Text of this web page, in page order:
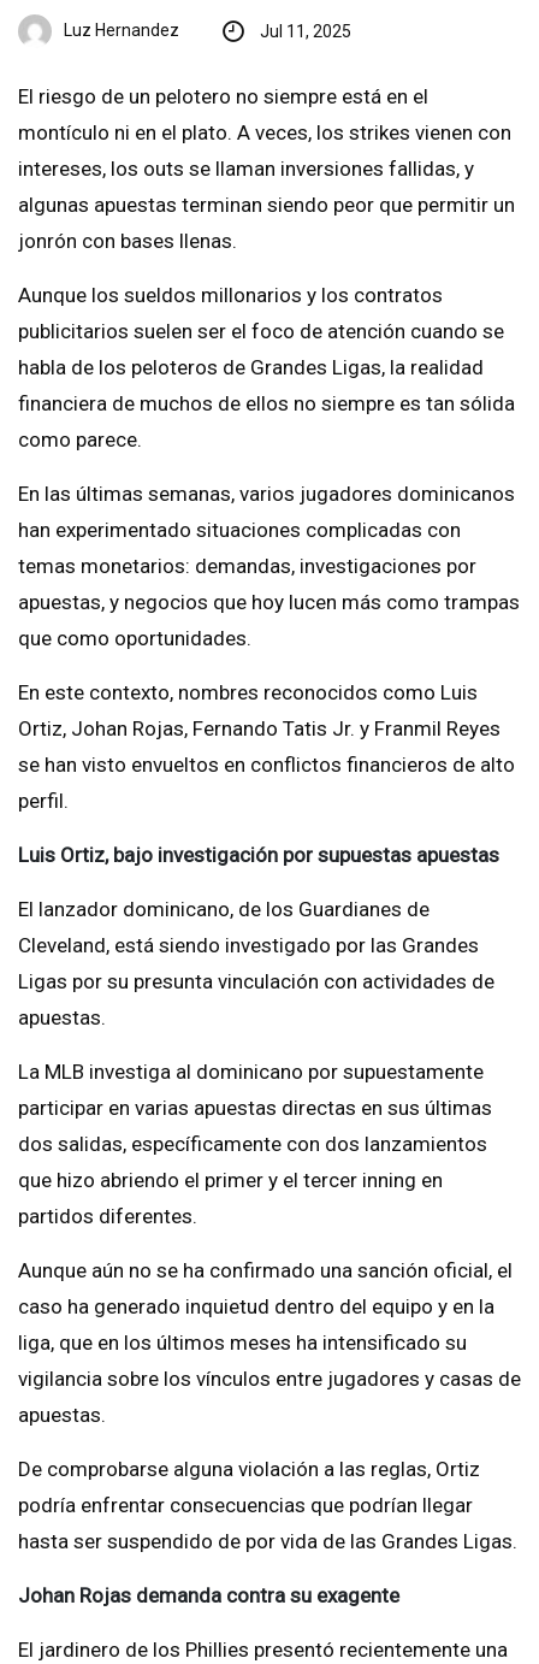
Luz Hernandez Jul 11, 2025
El riesgo de un pelotero no siempre está en el
montículo ni en el plato. A veces, los strikes vienen con
intereses, los outs se llaman inversiones fallidas, y
algunas apuestas terminan siendo peor que permitir un
jonrón con bases llenas.
Aunque los sueldos millonarios y los contratos
publicitarios suelen ser el foco de atención cuando se
habla de los peloteros de Grandes Ligas, la realidad
financiera de muchos de ellos no siempre es tan sólida
como parece.
En las últimas semanas, varios jugadores dominicanos
han experimentado situaciones complicadas con
temas monetarios: demandas, investigaciones por
apuestas, y negocios que hoy lucen más como trampas
que como oportunidades.
En este contexto, nombres reconocidos como Luis
Ortiz, Johan Rojas, Fernando Tatis Jr. y Franmil Reyes
se han visto envueltos en conflictos financieros de alto
perfil.
Luis Ortiz, bajo investigación por supuestas apuestas
El lanzador dominicano, de los Guardianes de
Cleveland, está siendo investigado por las Grandes
Ligas por su presunta vinculación con actividades de
apuestas.
La MLB investiga al dominicano por supuestamente
participar en varias apuestas directas en sus últimas
dos salidas, específicamente con dos lanzamientos
que hizo abriendo el primer y el tercer inning en
partidos diferentes.
Aunque aún no se ha confirmado una sanción oficial, el
caso ha generado inquietud dentro del equipo y en la
liga, que en los últimos meses ha intensificado su
vigilancia sobre los vínculos entre jugadores y casas de
apuestas.
De comprobarse alguna violación a las reglas, Ortiz
podría enfrentar consecuencias que podrían llegar
hasta ser suspendido de por vida de las Grandes Ligas.
Johan Rojas demanda contra su exagente
El jardinero de los Phillies presentó recientemente una